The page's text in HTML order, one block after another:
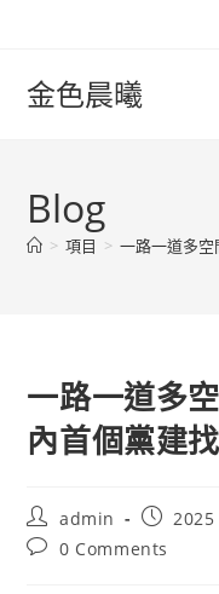
content金色晨曦
Blog
> 項目 > 一路一道多
一路一道多
內首個黨建
Post
author:
admin
Post2025
Post0 Comments